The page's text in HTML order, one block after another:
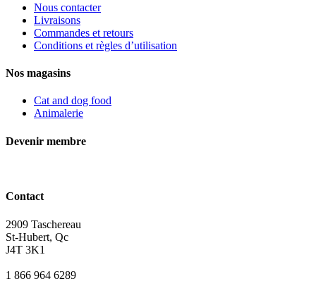
Nous contacter
Livraisons
Commandes et retours
Conditions et règles d’utilisation
Nos magasins
Cat and dog food
Animalerie
Devenir membre
Contact
2909 Taschereau
St-Hubert, Qc
J4T 3K1
1 866 964 6289